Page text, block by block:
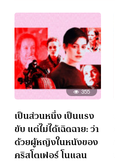
355
เป็นส่วนหนึ่ง เป็นแรง
ขับ แต่ไม่ได้เฉิดฉาย: ว่า
ด้วยผู้หญิงในหนังของ
คริสโตเฟอร์ โนแลน